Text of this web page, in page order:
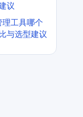
议
工具哪个
与选型建议